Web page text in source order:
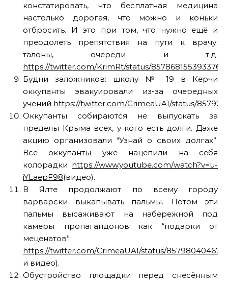
констатировать, что бесплатная медицина
настолько дорогая, что можно и коньки
отбросить. И это при том, что нужно ещё и
преодолеть препятствия на пути к врачу:
талоны, очереди и т.д.
https://twitter.com/KrimRt/status/
Будни заложников: школу № 19 в Керчи
оккупанты эвакуировали из-за очередных
учений https://twitter.com/CrimeaUA1/status/
Оккупанты собираются не выпускать за
пределы Крыма всех, у кого есть долги. Даже
акцию организовали “Узнай о своих долгах”.
Все оккупанты уже нацепили на себя
колорадки https://www.youtube.com/watch?v=u-
iYLaepF98(видео).
В Ялте продолжают по всему городу
варварски выкапывать пальмы. Потом эти
пальмы высаживают на набережной под
камеры пропагандонов как “подарки от
меценатов”
https://twitter.com/CrimeaUA1/status/
и видео).
Обустройство площадки перед снесённым